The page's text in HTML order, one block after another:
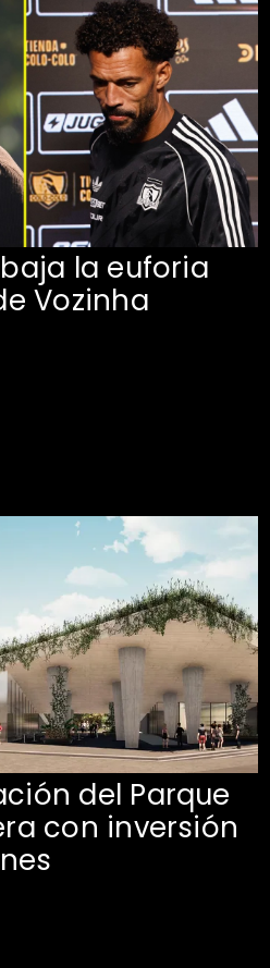
la euforia
Vozinha
del Parque
con inversión